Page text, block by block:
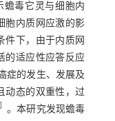
蟾毒它灵与细胞内
胞内质网应激的影
件下，由于内质网
的适应性应答反应
症的发生、发展及
动态的双重性，过
。本研究发现蟾毒